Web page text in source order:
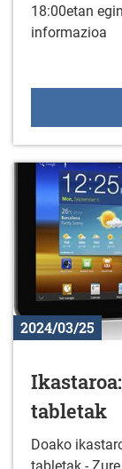
18:00etan
informazioa
2024/03/25
tabletak
Doako